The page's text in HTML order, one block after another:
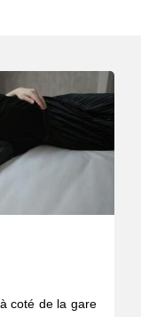
coté de la gare